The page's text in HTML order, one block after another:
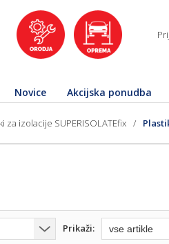
Novice Akcijska ponudba
za izolacije SUPERISOLATEfix /
Prikaži: